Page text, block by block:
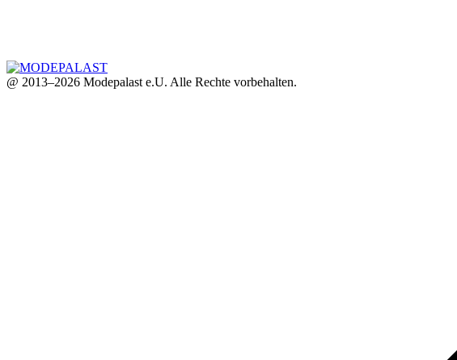
@ 2013–2026 Modepalast e.U. Alle Rechte vorbehalten.